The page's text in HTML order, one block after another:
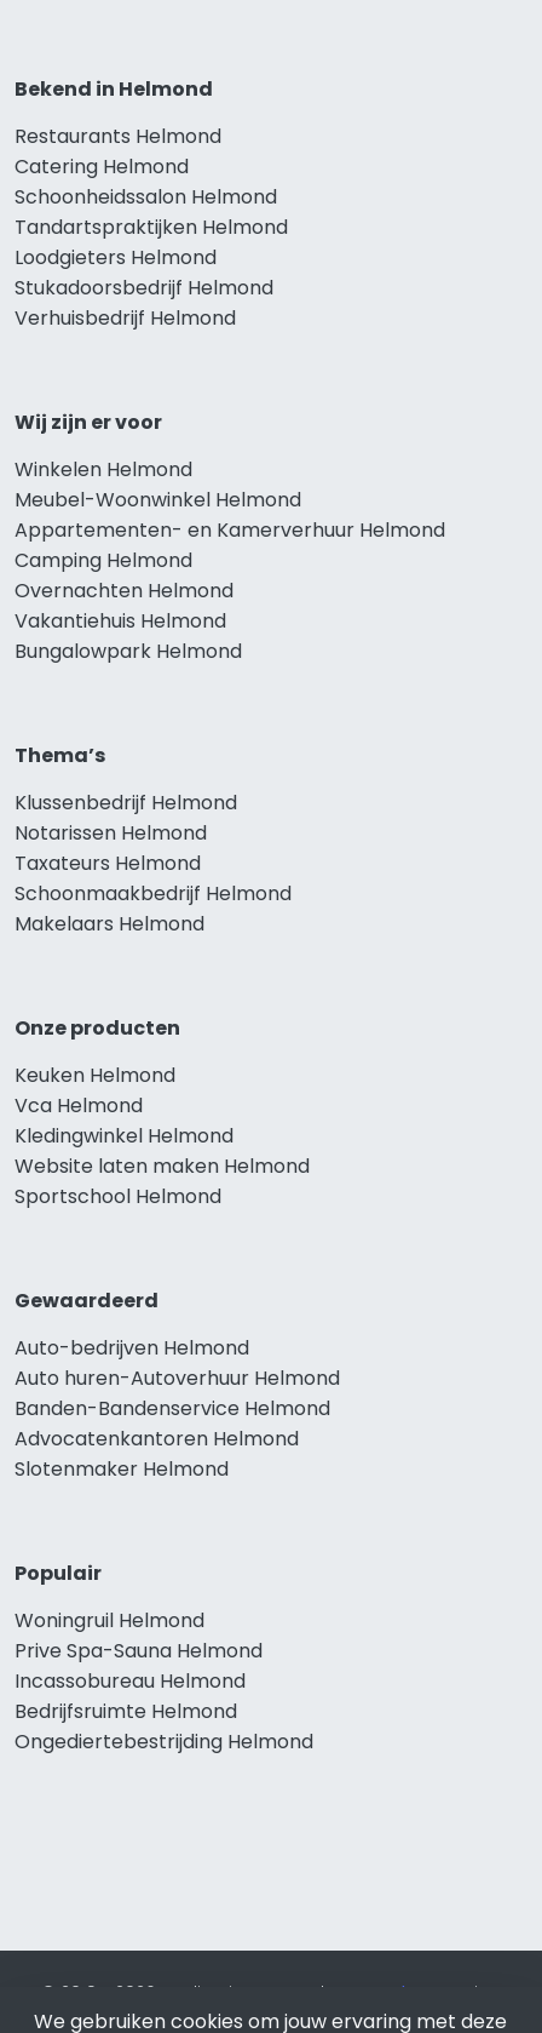
Bekend in Helmond
Restaurants Helmond
Catering Helmond
Schoonheidssalon Helmond
Tandartspraktijken Helmond
Loodgieters Helmond
Stukadoorsbedrijf Helmond
Verhuisbedrijf Helmond
Wij zijn er voor
Winkelen Helmond
Meubel-Woonwinkel Helmond
Appartementen- en Kamerverhuur Helmond
Camping Helmond
Overnachten Helmond
Vakantiehuis Helmond
Bungalowpark Helmond
Thema’s
Klussenbedrijf Helmond
Notarissen Helmond
Taxateurs Helmond
Schoonmaakbedrijf Helmond
Makelaars Helmond
Onze producten
Keuken Helmond
Vca Helmond
Kledingwinkel Helmond
Website laten maken Helmond
Sportschool Helmond
Gewaardeerd
Auto-bedrijven Helmond
Auto huren-Autoverhuur Helmond
Banden-Bandenservice Helmond
Advocatenkantoren Helmond
Slotenmaker Helmond
Populair
Woningruil Helmond
Prive Spa-Sauna Helmond
Incassobureau Helmond
Bedrijfsruimte Helmond
Ongediertebestrijding Helmond
© 2019 - 2026 Realisatie en SEO door SEO-bureau
Lion
Internet. Betaal alleen voor bewezen resultaten?SEO
We gebruiken cookies om jouw ervaring met deze